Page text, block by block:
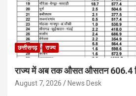
छत्तीसगढ़ राज्य
राज्य में अब तक औसत औसतन 606.4
August 7, 2026 News Desk